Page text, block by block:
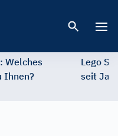
Welches
Ihnen?
Lego
seit